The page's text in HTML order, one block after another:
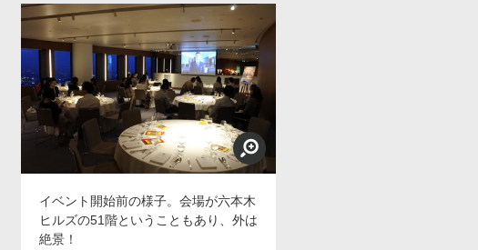
イベント開始前の様子。会場が六本木
ヒルズの51階ということもあり、外は
絶景！